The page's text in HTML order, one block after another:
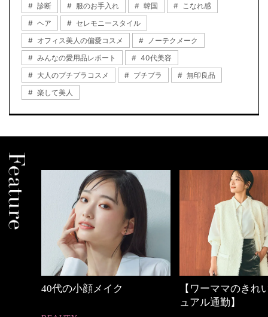
診断 服のお手入れ 韓国
こなれ感
ヘア
セレモニースタイル
オフィス美人の偏愛コスメ
ノーテクメーク
みんなの愛用品レポート
40代美容
大人のプチプラコスメ
プチプラ
無印良品
楽して美人
【ワーママのきれいめカジ
心地よくいられる
とは